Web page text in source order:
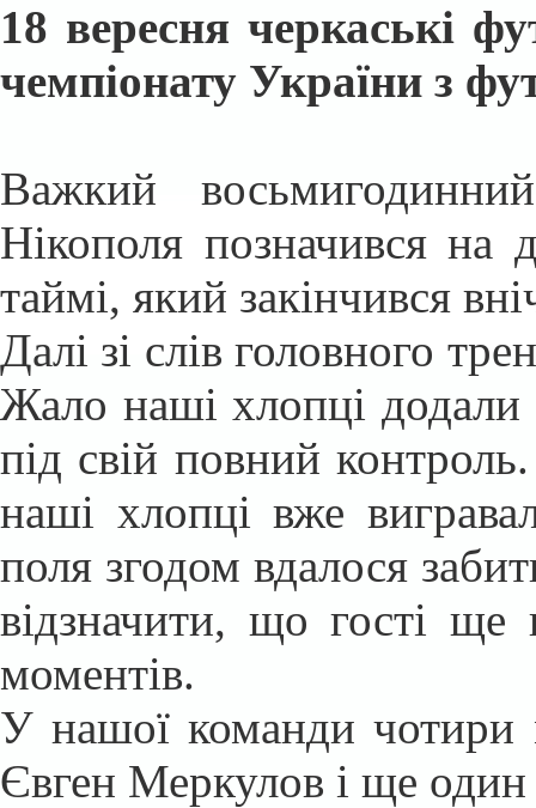
18 вересня черкаські
чемпіонату України з
Важкий
Нікополя позначився
таймі, який закінчився
Далі зі слів головного
Жало наші хлопці додали
під свій повний
наші хлопці вже
поля згодом вдалося
відзначити, що гості ще
моментів.
У нашої команди чотири
Євген Меркулов і ще